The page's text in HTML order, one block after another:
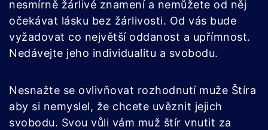
nesmírně žárlivé znamení a nemůžete od něj
očekávat lásku bez žárlivosti. Od vás bude
vyžadovat co největší oddanost a upřímnost.
Nedávejte jeho individualitu a svobodu.
Nesnažte se ovlivňovat rozhodnutí muže Štíra
aby si nemyslel, že chcete uvěznit jejich
svobodu. Svou vůli vám muž štír vnutit za